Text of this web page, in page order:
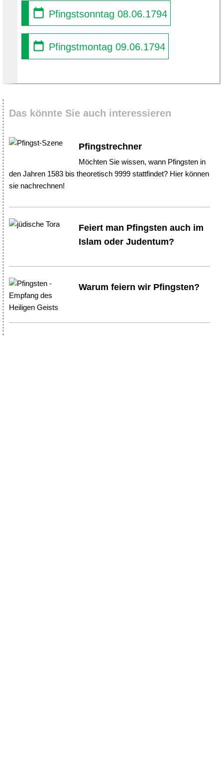
Pfingstsonntag 08.06.1794
Pfingstmontag 09.06.1794
Das könnte Sie auch interessieren
Pfingstrechner
Möchten Sie wissen, wann Pfingsten in
den Jahren 1583 bis theoretisch 9999 stattfindet? Hier können
sie nachrechnen!
Feiert man Pfingsten auch im
Islam oder Judentum?
Warum feiern wir Pfingsten?